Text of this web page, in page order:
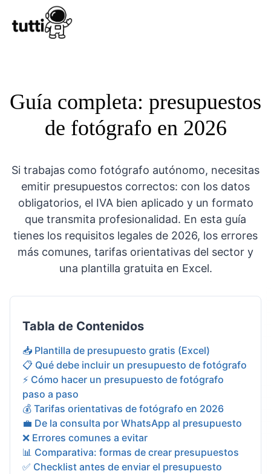
Guía completa: presupuestos
de fotógrafo en 2026
Si trabajas como fotógrafo autónomo, necesitas
emitir presupuestos correctos: con los datos
obligatorios, el IVA bien aplicado y un formato
que transmita profesionalidad. En esta guía
tienes los requisitos legales de 2026, los errores
más comunes, tarifas orientativas del sector y
una plantilla gratuita en Excel.
Tabla de Contenidos
📥 Plantilla de presupuesto gratis (Excel)
📋 Qué debe incluir un presupuesto de fotógrafo
⚡ Cómo hacer un presupuesto de fotógrafo
paso a paso
💰 Tarifas orientativas de fotógrafo en 2026
💼 De la consulta por WhatsApp al presupuesto
❌ Errores comunes a evitar
📊 Comparativa: formas de crear presupuestos
✅ Checklist antes de enviar el presupuesto